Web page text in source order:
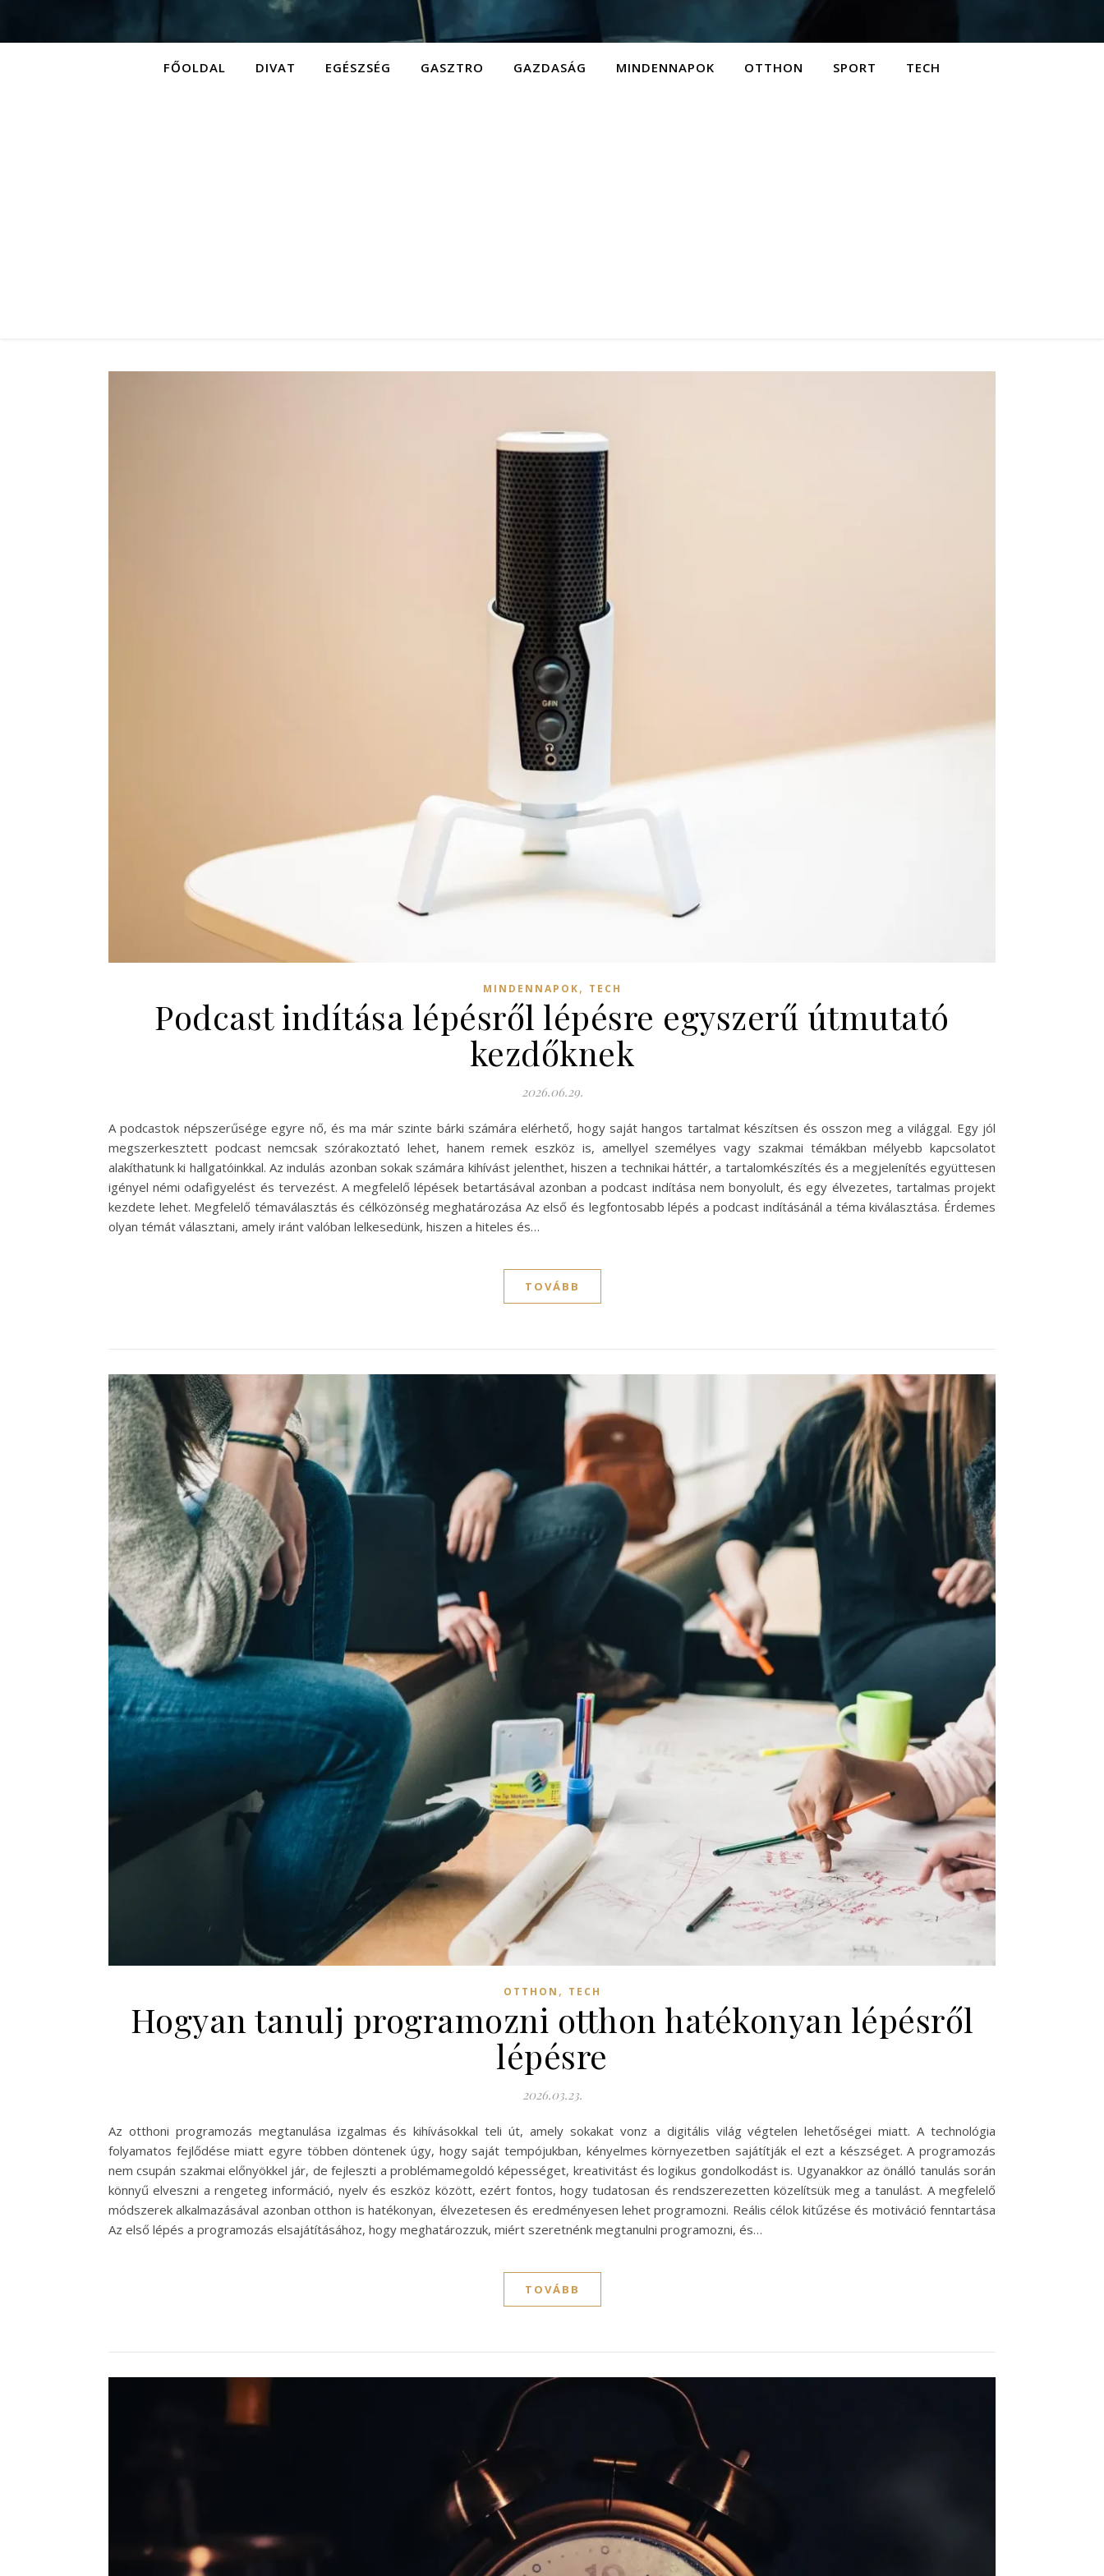
FŐOLDAL DIVAT EGÉSZSÉG GASZTRO GAZDASÁG MINDENNAPOK OTTHON SPORT TECH
MINDENNAPOK, TECH
Podcast indítása lépésről lépésre egyszerű útmutató
kezdőknek
2026.06.29.
A podcastok népszerűsége egyre nő, és ma már szinte bárki számára elérhető, hogy saját hangos tartalmat készítsen és osszon meg a világgal. Egy jól
megszerkesztett podcast nemcsak szórakoztató lehet, hanem remek eszköz is, amellyel személyes vagy szakmai témákban mélyebb kapcsolatot
alakíthatunk ki hallgatóinkkal. Az indulás azonban sokak számára kihívást jelenthet, hiszen a technikai háttér, a tartalomkészítés és a megjelenítés együttesen
igényel némi odafigyelést és tervezést. A megfelelő lépések betartásával azonban a podcast indítása nem bonyolult, és egy élvezetes, tartalmas projekt
kezdete lehet. Megfelelő témaválasztás és célközönség meghatározása Az első és legfontosabb lépés a podcast indításánál a téma kiválasztása. Érdemes
olyan témát választani, amely iránt valóban lelkesedünk, hiszen a hiteles és…
TOVÁBB
OTTHON , TECH
Hogyan tanulj programozni otthon hatékonyan lépésről
lépésre
2026.03.23.
Az otthoni programozás megtanulása izgalmas és kihívásokkal teli út, amely sokakat vonz a digitális világ végtelen lehetőségei miatt. A technológia
folyamatos fejlődése miatt egyre többen döntenek úgy, hogy saját tempójukban, kényelmes környezetben sajátítják el ezt a készséget. A programozás
nem csupán szakmai előnyökkel jár, de fejleszti a problémamegoldó képességet, kreativitást és logikus gondolkodást is. Ugyanakkor az önálló tanulás során
könnyű elveszni a rengeteg információ, nyelv és eszköz között, ezért fontos, hogy tudatosan és rendszerezetten közelítsük meg a tanulást. A megfelelő
módszerek alkalmazásával azonban otthon is hatékonyan, élvezetesen és eredményesen lehet programozni. Reális célok kitűzése és motiváció fenntartása
Az első lépés a programozás elsajátításához, hogy meghatározzuk, miért szeretnénk megtanulni programozni, és…
TOVÁBB